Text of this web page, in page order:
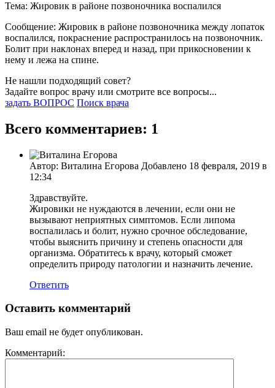
Тема: Жировик в районе позвоночника воспалился
Сообщение: Жировик в районе позвоночника между лопаток
воспалился, покраснение распространилось на позвоночник.
Болит при наклонах вперед и назад, при прикосновении к
нему и лежа на спине.
Не нашли подходящий совет?
Задайте вопрос врачу или смотрите все вопросы...
задать ВОПРОС Поиск врача
Всего комментариев: 1
Автор: Виталина Егорова Добавлено 18 февраля, 2019 в
12:34
Здравствуйте.
Жировики не нуждаются в лечении, если они не
вызывают неприятных симптомов. Если липома
воспалилась и болит, нужно срочное обследование,
чтобы выяснить причину и степень опасности для
организма. Обратитесь к врачу, который сможет
определить природу патологии и назначить лечение.
Ответить
Оставить комментарий
Ваш email не будет опубликован.
Комментарий: